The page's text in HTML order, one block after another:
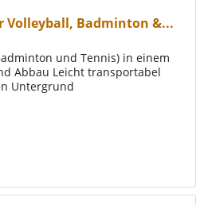
Volleyball, Badminton &...
und Tennis) in einem
Abbau Leicht transportabel
Untergrund